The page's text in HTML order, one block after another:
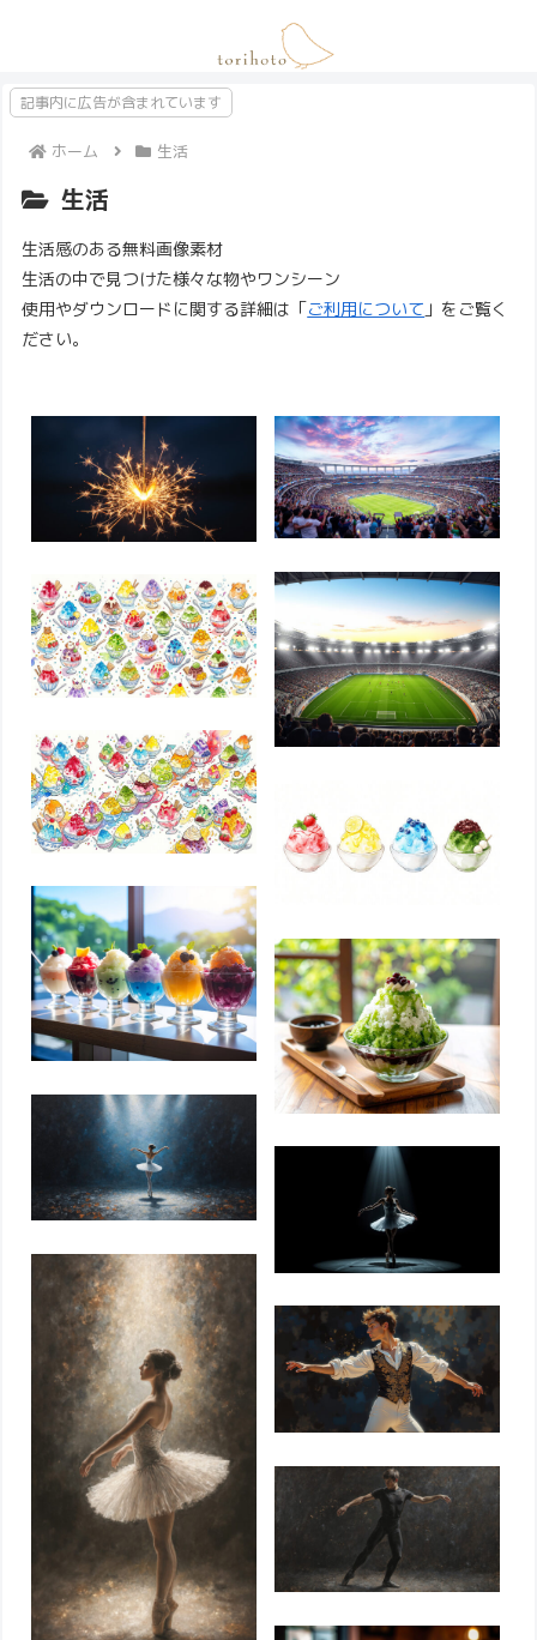
記事内に広告が含まれています
ホーム 生活
生活
生活感のある無料画像素材
生活の中で見つけた様々な物やワンシーン
使用やダウンロードに関する詳細は「ご利用について 」をご覧く
ださい。